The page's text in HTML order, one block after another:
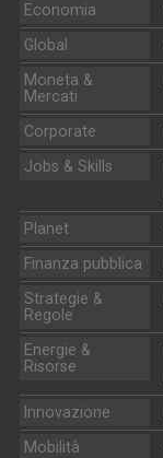
Economia
Global
Moneta &
Mercati
Corporate
Jobs & Skills
Planet
Finanza pubblica
Strategie &
Regole
Energie &
Risorse
Innovazione
Mobilità